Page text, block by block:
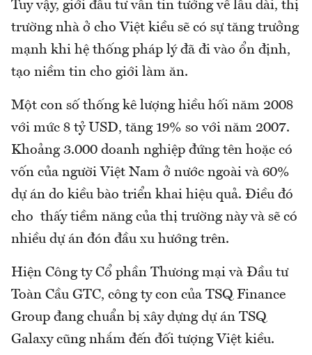
Tuy vậy, giới đầu tư vẫn tin tưởng về lâu dài, thị
trường nhà ở cho Việt kiều sẽ có sự tăng trưởng
mạnh khi hệ thống pháp lý đã đi vào ổn định,
tạo niềm tin cho giới làm ăn.
Một con số thống kê lượng hiều hối năm 2008
với mức 8 tỷ USD, tăng 19% so với năm 2007.
Khoảng 3.000 doanh nghiệp đứng tên hoặc có
vốn của người Việt Nam ở nước ngoài và 60%
dự án do kiều bào triển khai hiệu quả. Điều đó
cho thấy tiềm năng của thị trường này và sẽ có
nhiều dự án đón đầu xu hướng trên.
Hiện Công ty Cổ phần Thương mại và Đầu tư
Toàn Cầu GTC, công ty con của TSQ Finance
Group đang chuẩn bị xây dựng dự án TSQ
Galaxy cũng nhắm đến đối tượng Việt kiều.